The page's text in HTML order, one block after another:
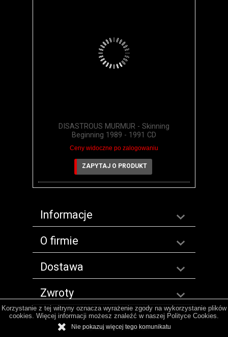
DISASTROUS MURMUR - Skinning
Beginning 1989 - 1991 CD
Ceny widoczne po zalogowaniu
ZAPYTAJ O PRODUKT
Informacje
O firmie
Dostawa
Zwroty
Sklep internetowy shopGold
Korzystanie z tej witryny oznacza wyrażenie zgody na wykorzystanie plików
cookies. Więcej informacji możesz znaleźć w naszej Polityce Cookies.
Nie pokazuj więcej tego komunikatu